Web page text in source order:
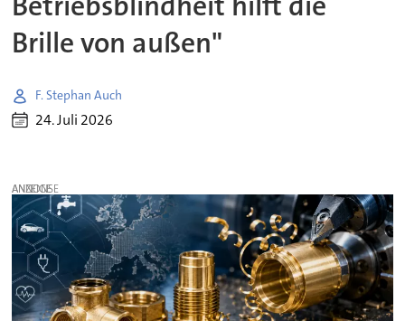
Brille von außen"
F. Stephan Auch
24. Juli 2026
ANZEIGE